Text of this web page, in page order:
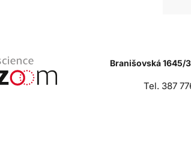
Branišovská 1645/
Tel. 387